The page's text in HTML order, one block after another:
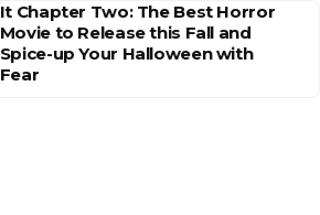
It Chapter Two: The Best Horror
Movie to Release this Fall and
Spice-up Your Halloween with
Fear